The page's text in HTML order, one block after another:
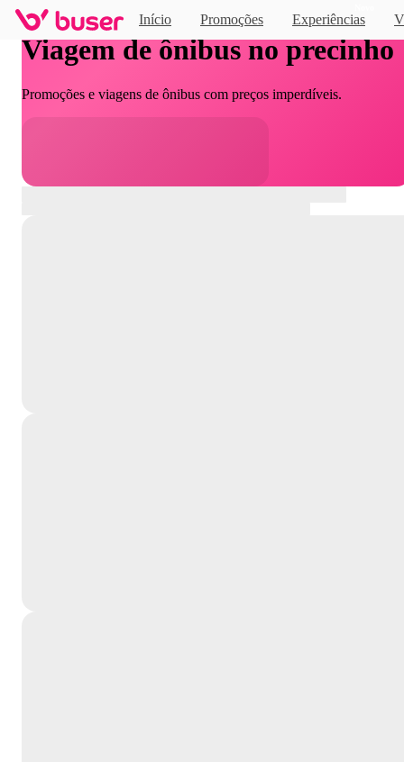
Início Promoções Experiências
Viagem de ônibus no precinho
Promoções e viagens de ônibus com preços imperdíveis.